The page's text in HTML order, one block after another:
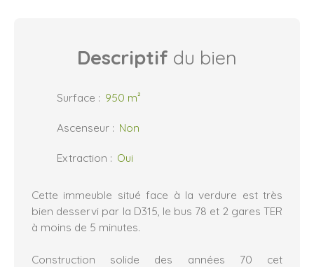
Descriptif du bien
Surface : 950 m²
Ascenseur : Non
Extraction : Oui
Cette immeuble situé face à la verdure est très
bien desservi par la D315, le bus 78 et 2 gares TER
à moins de 5 minutes.
Construction solide des années 70 cet